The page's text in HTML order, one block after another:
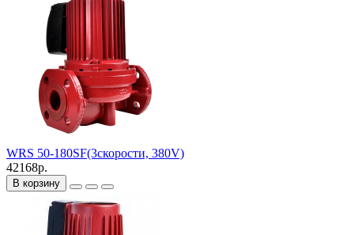
WRS 50-180SF(3скорости, 380V)
42168р.
В корзину